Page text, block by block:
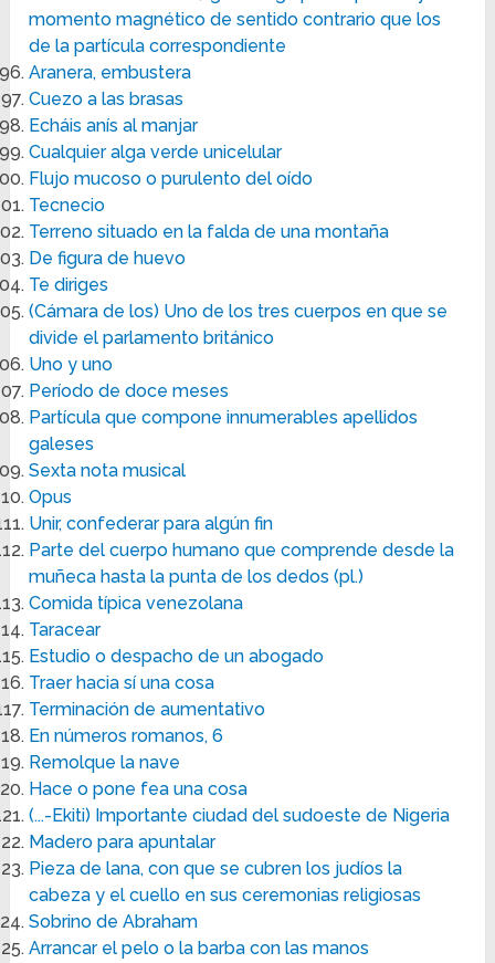
momento magnético de sentido contrario que los
de la partícula correspondiente
Aranera, embustera
Cuezo a las brasas
Echáis anís al manjar
Cualquier alga verde unicelular
Flujo mucoso o purulento del oído
Tecnecio
Terreno situado en la falda de una montaña
De figura de huevo
Te diriges
(Cámara de los) Uno de los tres cuerpos en que se
divide el parlamento británico
Uno y uno
Período de doce meses
Partícula que compone innumerables apellidos
galeses
Sexta nota musical
Opus
Unir, confederar para algún fin
Parte del cuerpo humano que comprende desde la
muñeca hasta la punta de los dedos (pl.)
Comida típica venezolana
Taracear
Estudio o despacho de un abogado
Traer hacia sí una cosa
Terminación de aumentativo
En números romanos, 6
Remolque la nave
Hace o pone fea una cosa
(...-Ekiti) Importante ciudad del sudoeste de Nigeria
Madero para apuntalar
Pieza de lana, con que se cubren los judíos la
cabeza y el cuello en sus ceremonias religiosas
Sobrino de Abraham
Arrancar el pelo o la barba con las manos